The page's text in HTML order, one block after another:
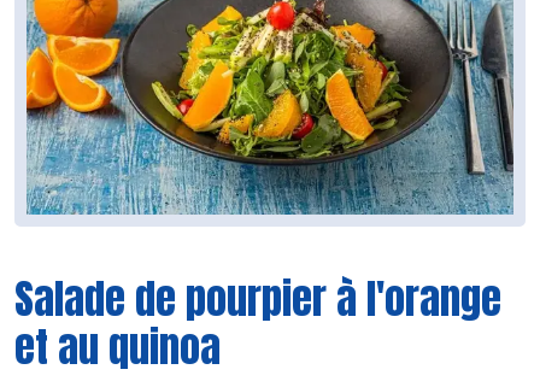
Salade de pourpier à l'orange
et au quinoa